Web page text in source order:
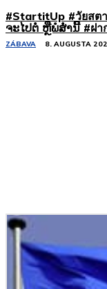
#StartitUp #วัยสต
ຈະໄປຕໍ່ ຫຼືພໍສໍ່ານີ້ #ฝา
ZÁBAVA 8. AUGUSTA